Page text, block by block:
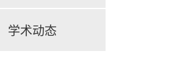
学术动态